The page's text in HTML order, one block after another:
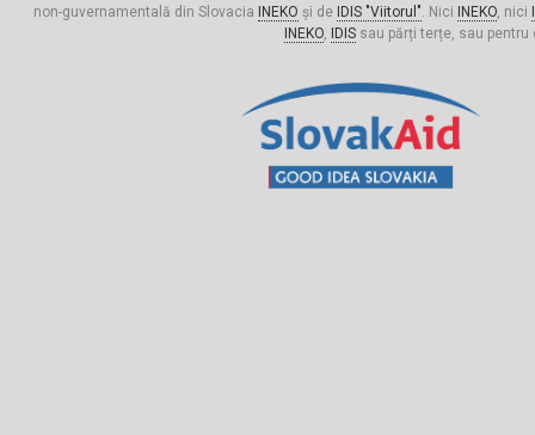
non-guvernamentală din Slovacia
INEKO și de IDIS "Viitorul". Nici INEKO, nici
INEKO, IDISsau părți terțe, sau pentru